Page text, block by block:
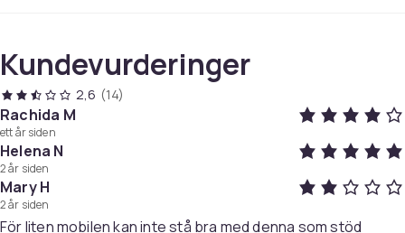
Festet ved hjelp av sterk dobbeltsidig tape.
Dobbeltspakbåndet kan gjenbrukes flere ganger,
forsiktig vaske det med vann i tilfelle klebrigheten skal
bli verre.
Farge
Grå / Svart / Mørkegrå
Kundevurderinger
2,6 (14)
Rachida M
ett år siden
Helena N
2 år siden
Mary H
2 år siden
För liten mobilen kan inte stå bra med denna som stöd